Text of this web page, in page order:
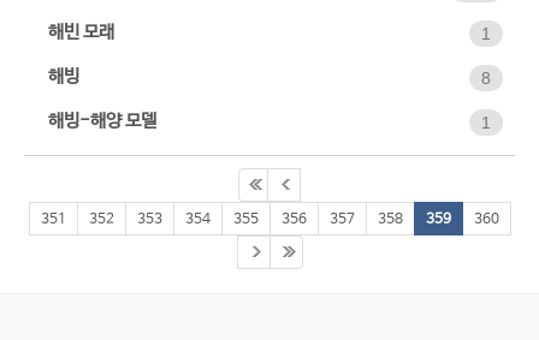
해빈 모래 1
해빙 8
해빙-해양 모델 1
351 352 353 354 355 356 357 358 359 360